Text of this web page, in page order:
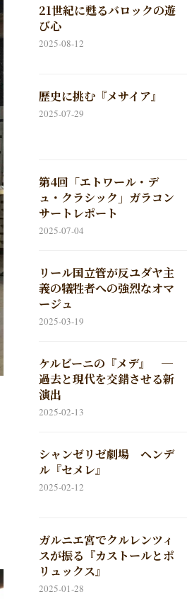
21世紀に甦るバロックの遊
び心
2025-08-12
歴史に挑む『メサイア』
2025-07-29
第4回「エトワール・デ
ュ・クラシック」ガラコン
サートレポート
2025-07-04
リール国立管が反ユダヤ主
義の犠牲者への強烈なオマ
ージュ
2025-03-19
ケルビーニの『メデ』 ─
過去と現代を交錯させる新
演出
2025-02-13
シャンゼリゼ劇場 ヘンデ
ル『セメレ』
2025-02-12
ガルニエ宮でクルレンツィ
スが振る『カストールとポ
リュックス』
2025-01-28